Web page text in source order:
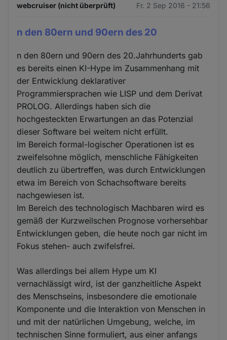
webcruiser (nicht überprüft) Fr. 2 Sep 2016 - 21:56
n den 80ern und 90ern des 20
n den 80ern und 90ern des 20.Jahrhunderts gab
es bereits einen KI-Hype im Zusammenhang mit
der Entwicklung deklarativer
Programmiersprachen wie LISP und dem Derivat
PROLOG. Allerdings haben sich die
hochgesteckten Erwartungen an das Potenzial
dieser Software bei weitem nicht erfüllt.
Im Bereich formal-logischer Operationen ist es
zweifelsohne möglich, menschliche Fähigkeiten
deutlich zu übertreffen, was durch Entwicklungen
etwa im Bereich von Schachsoftware bereits
nachgewiesen ist.
Im Bereich des technologisch Machbaren wird es
gemäß der Kurzweilschen Prognose vorhersehbar
Entwicklungen geben, die heute noch gar nicht im
Fokus stehen- auch zwifelsfrei.
Was allerdings bei allem Hype um KI
vernachlässigt wird, ist der ganzheitliche Aspekt
des Menschseins, insbesondere die emotionale
Komponente und die Interaktion von Menschen in
und mit der natürlichen Umgebung, welche, im
technischen Sinne formuliert, aus einer anfangs